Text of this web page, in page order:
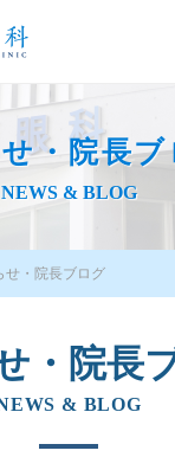
・院長
NEWS & BLOG
せ・院長ブログ
・院長
& BLOG